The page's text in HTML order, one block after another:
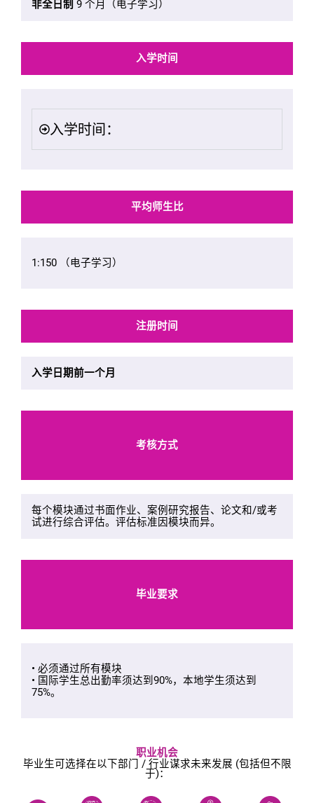
非全日制 9 个月（电子学习）
入学时间
入学时间：
平均师生比
1:150 （电子学习）
注册时间
入学日期前一个月
考核方式
每个模块通过书面作业、案例研究报告、论文和/或考
试进行综合评估。评估标准因模块而异。
毕业要求
• 必须通过所有模块
• 国际学生总出勤率须达到90%，本地学生须达到
75%。
职业机会
毕业生可选择在以下部门 / 行业谋求未来发展 (包括但不限
于)：